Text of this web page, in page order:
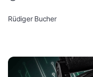
Rüdiger Bucher